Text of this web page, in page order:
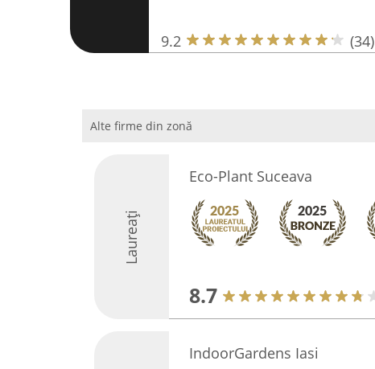
9.2 (34)
Alte firme din zonă
Laureați
Eco-Plant Suceava
8.7
IndoorGardens Iasi